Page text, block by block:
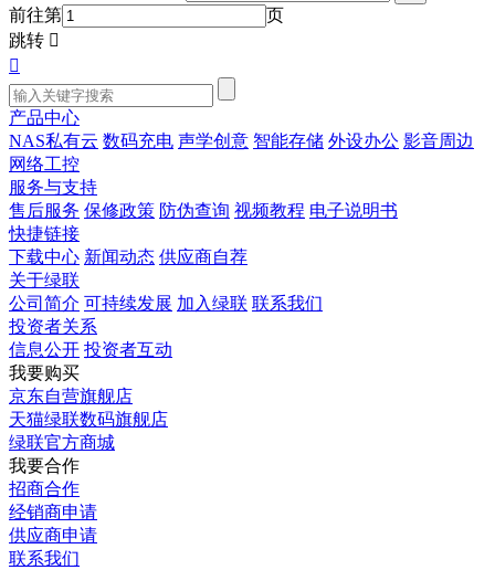
前往第
页
跳转 

产品中心
NAS私有云 数码充电 声学创意 智能存储 外设办公 影音周边
网络工控
服务与支持
售后服务 保修政策 防伪查询 视频教程 电子说明书
快捷链接
下载中心 新闻动态 供应商自荐
关于绿联
公司简介 可持续发展 加入绿联 联系我们
投资者关系
信息公开 投资者互动
我要购买
京东自营旗舰店
天猫绿联数码旗舰店
绿联官方商城
我要合作
招商合作
经销商申请
供应商申请
联系我们